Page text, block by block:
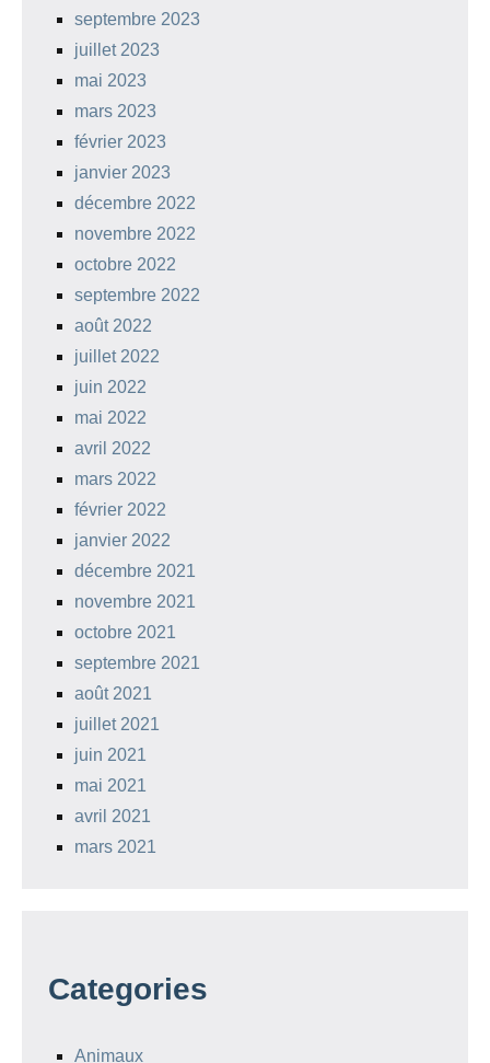
septembre 2023
juillet 2023
mai 2023
mars 2023
février 2023
janvier 2023
décembre 2022
novembre 2022
octobre 2022
septembre 2022
août 2022
juillet 2022
juin 2022
mai 2022
avril 2022
mars 2022
février 2022
janvier 2022
décembre 2021
novembre 2021
octobre 2021
septembre 2021
août 2021
juillet 2021
juin 2021
mai 2021
avril 2021
mars 2021
Categories
Animaux